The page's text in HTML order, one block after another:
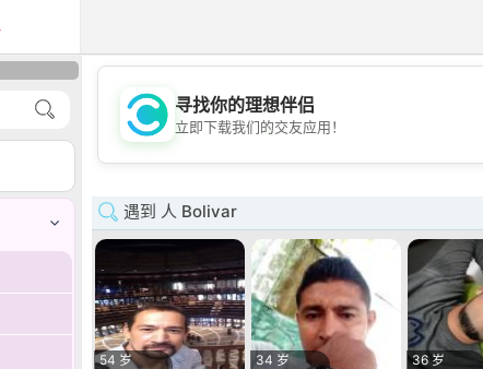
💖
寻找你的理想伴侣
立即下载我们的交友应用！
遇到 人 Bolivar
54 岁
34 岁
36 岁